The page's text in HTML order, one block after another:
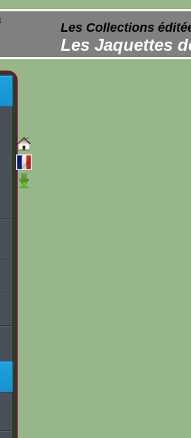
Les Collections
Les Jaquettes